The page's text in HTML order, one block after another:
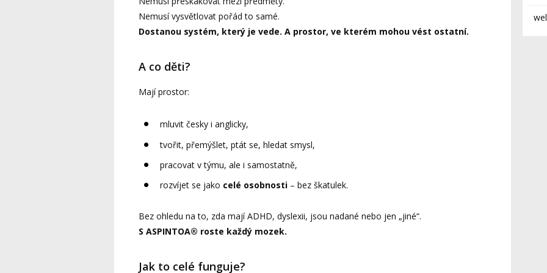
Nemusí vysvětlovat pořád to samé.
Dostanou systém, který je vede. A prostor, ve kterém mohou vést ostatní.
A co děti?
Mají prostor:
mluvit česky i anglicky,
tvořit, přemýšlet, ptát se, hledat smysl,
pracovat v týmu, ale i samostatně,
rozvíjet se jako celé osobnosti – bez škatulek.
Bez ohledu na to, zda mají ADHD, dyslexii, jsou nadané nebo jen „jiné“.
S ASPINTOA® roste každý mozek.
Jak to celé funguje?